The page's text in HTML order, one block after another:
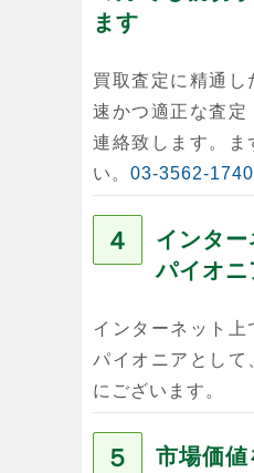
ます
買取査定に精通し
速かつ適正な査定
連絡致します。ま
い。 03-3562-1740
４
インタ
パイオニ
インターネット上
パイオニアとして
にございます。
５
市場価値